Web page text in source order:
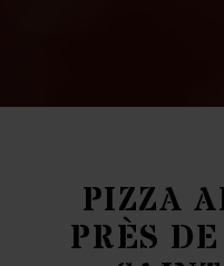
PIZZA
PRÈS